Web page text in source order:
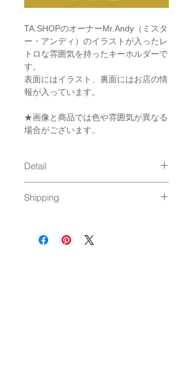
TA.SHOPのオーナーMr.Andy（ミスタ
ー・アンディ）のイラストが入ったレ
トロな雰囲気を持ったキーホルダーで
す。
表面にはイラスト、裏面にはお店の情
報が入っています。
★画像と商品では色や雰囲気が異なる
場合がございます。
Detail
material : Acrylic
Shipping
11個以上：通常発送（